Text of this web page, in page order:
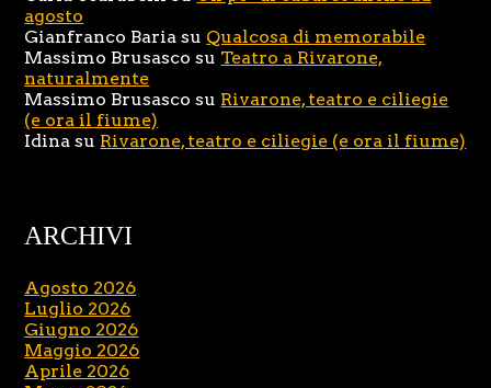
agosto
Gianfranco Baria su Qualcosa di memorabile
Massimo Brusasco su Teatro a Rivarone,
naturalmente
Massimo Brusasco su Rivarone, teatro e ciliegie
(e ora il fiume)
Idina su Rivarone, teatro e ciliegie (e ora il fiume)
ARCHIVI
Agosto 2026
Luglio 2026
Giugno 2026
Maggio 2026
Aprile 2026